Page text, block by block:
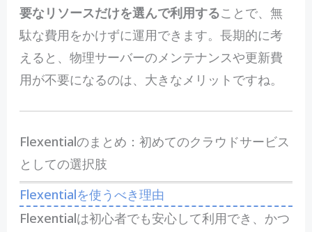
要なリソースだけを選んで利用することで、無
駄な費用をかけずに運用できます。長期的に考
えると、物理サーバーのメンテナンスや更新費
用が不要になるのは、大きなメリットですね。
Flexentialのまとめ：初めてのクラウドサービス
としての選択肢
Flexentialを使うべき理由
Flexentialは初心者でも安心して利用でき、かつ